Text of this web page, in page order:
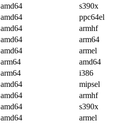
amd64
s390x
amd64
ppc64el
amd64
armhf
amd64
arm64
amd64
armel
arm64
amd64
arm64
i386
amd64
mipsel
amd64
armhf
amd64
s390x
amd64
armel